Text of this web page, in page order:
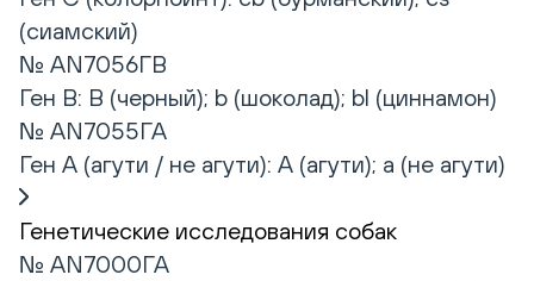
(сиамский)
№ AN7056ГВ
Ген B: B (черный); b (шоколад); bl (циннамон)
№ AN7055ГА
Ген А (агути / не агути): А (агути); а (не агути)
Генетические исследования собак
№ AN7000ГА